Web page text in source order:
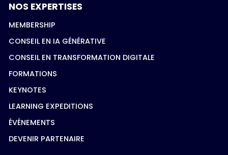
NOS EXPERTISES
MEMBERSHIP
CONSEIL EN IA GÉNÉRATIVE
CONSEIL EN TRANSFORMATION DIGITALE
FORMATIONS
KEYNOTES
LEARNING EXPEDITIONS
ÉVÉNEMENTS
DEVENIR PARTENAIRE